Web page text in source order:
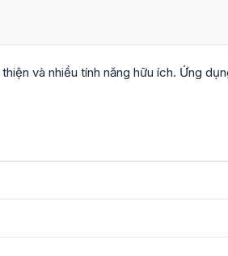
và nhiều tính năng hữu ích. Ứng